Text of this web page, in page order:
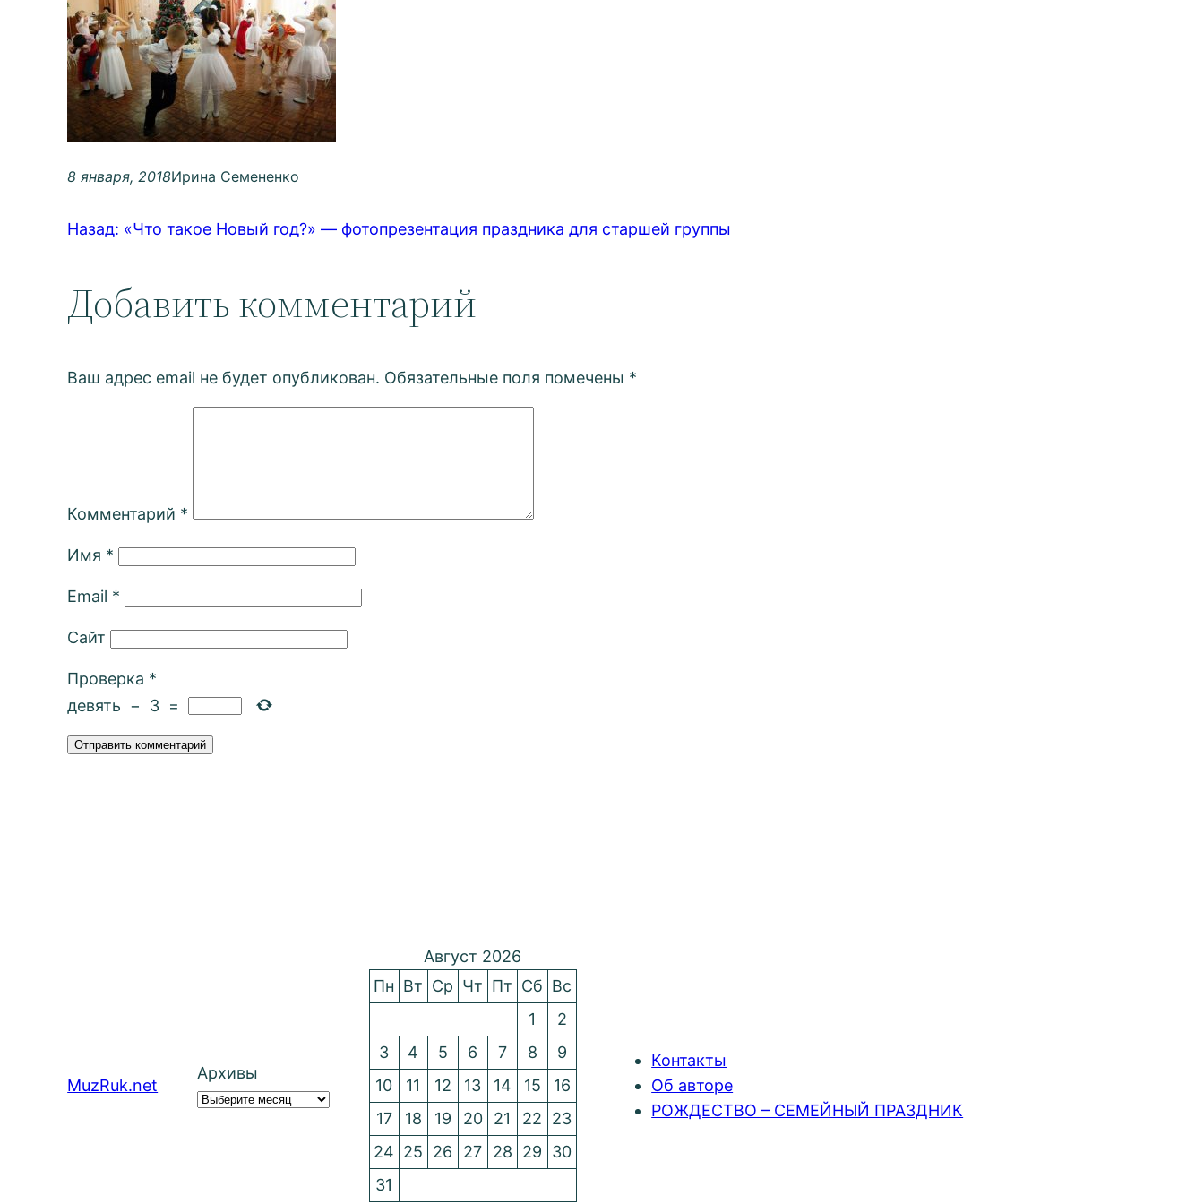
8 января, 2018Ирина Семененко
Назад: «Что такое Новый год?» — фотопрезентация праздника для старшей группы
Добавить комментарий
Ваш адрес email не будет опубликован. Обязательные поля помечены *
Комментарий *
Имя *
Email *
Сайт
Проверка *
девять − 3 =
MuzRuk.net
Архивы
Август 2026
Пн Вт Ср Чт Пт Сб Вс
1
2
3
4 5 6 7 8
9
10
11 12 13 14 15
16
17
18 19 20 21 22
23
24 25 26 27 28 29
30
31
Контакты
Об авторе
РОЖДЕСТВО – СЕМЕЙНЫЙ ПРАЗДНИК